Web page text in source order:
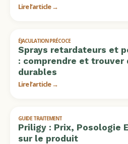
Lire l’article →
ÉJACULATION PRÉCOCE
Sprays retardateurs et
: comprendre et trouver
durables
Lire l’article →
GUIDE TRAITEMENT
Priligy : Prix, Posologie
sur le produit